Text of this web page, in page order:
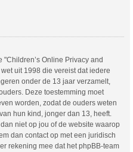
"Children’s Online Privacy and
uit 1998 die vereist dat iedere
onder de 13 jaar verzamelt,
Deze toestemming moet
worden, zodat de ouders weten
hun kind, jonger dan 13, heeft.
niet op jou of de website waarop
dan contact op met een juridisch
rekening mee dat het phpBB-team